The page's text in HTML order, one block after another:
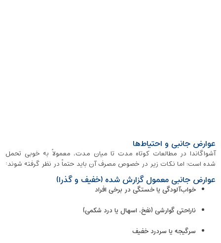
عوارض جانبی و احتیاط‌ها
آشواگاندا در مطالعات کوتاه ‌مدت تا میان ‌مدت، معمولاً به‌ خوبی تحمل
شده است؛ اما نکات زیر در خصوص مصرف آن باید حتماً در نظر گرفته شوند:
عوارض جانبی معمول گزارش شده (خفیف و گذرا)
خواب‌آلودگی یا خستگی در برخی افراد
ناراحتی گوارشی (نفخ، اسهال یا درد شکمی)
سرگیجه یا سردرد خفیف